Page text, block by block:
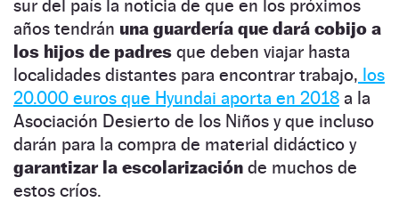
sur del país la noticia de que en los próximos
años tendrán una guardería que dará cobijo a
los hijos de padres que deben viajar hasta
localidades distantes para encontrar trabajo, los
20.000 euros que Hyundai aporta en 2018 a la
Asociación Desierto de los Niños y que incluso
darán para la compra de material didáctico y
garantizar la escolarización de muchos de
estos críos.